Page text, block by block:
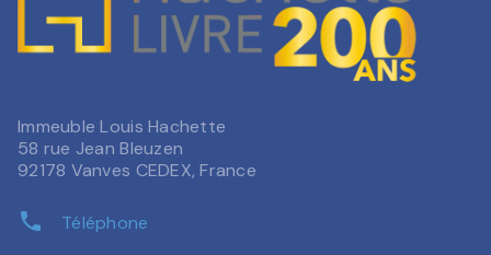
Immeuble Louis Hachette
58 rue Jean Bleuzen
92178 Vanves CEDEX, France
phone Téléphone